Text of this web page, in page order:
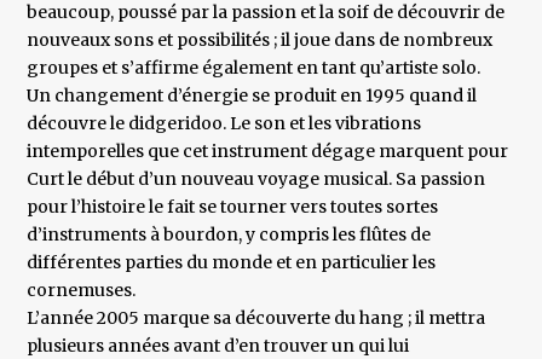
beaucoup, poussé par la passion et la soif de découvrir de
nouveaux sons et possibilités ; il joue dans de nombreux
groupes et s’affirme également en tant qu’artiste solo.
Un changement d’énergie se produit en 1995 quand il
découvre le didgeridoo. Le son et les vibrations
intemporelles que cet instrument dégage marquent pour
Curt le début d’un nouveau voyage musical. Sa passion
pour l’histoire le fait se tourner vers toutes sortes
d’instruments à bourdon, y compris les flûtes de
différentes parties du monde et en particulier les
cornemuses.
L’année 2005 marque sa découverte du hang ; il mettra
plusieurs années avant d’en trouver un qui lui